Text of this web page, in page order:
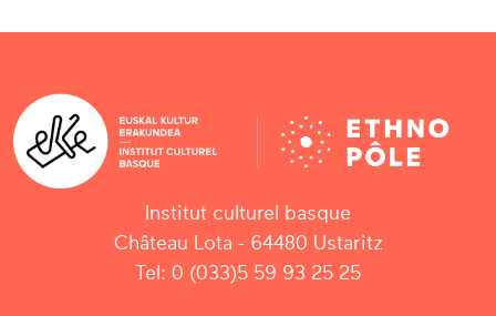
Institut culturel basque
Château Lota - 64480 Ustaritz
Tel: 0 (033)5 59 93 25 25